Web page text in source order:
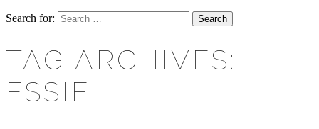
Search for:
TAG ARCHIVES:
ESSIE